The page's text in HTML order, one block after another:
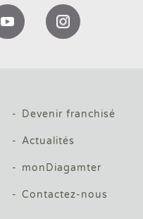
Devenir franchisé
Actualités
monDiagamter
Contactez-nous